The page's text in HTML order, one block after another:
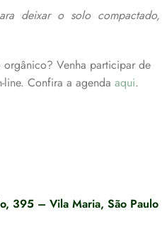
deixar o solo compactado,
Venha participar de
line. Confira a agenda aqui.
395 – Vila Maria, São Paulo